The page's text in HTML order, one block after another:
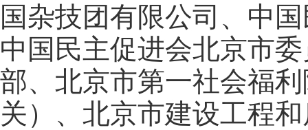
国杂技团有限公司、中
中国民主促进会北京市
部、北京市第一社会福
关）、北京市建设工程